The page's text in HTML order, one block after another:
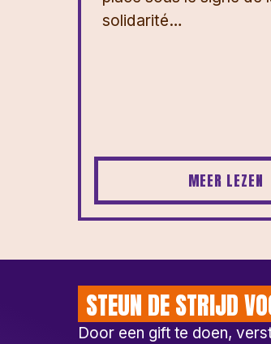
solidarité…
MEER LEZEN
STEUN DE STRIJD
Door een gift te doen,